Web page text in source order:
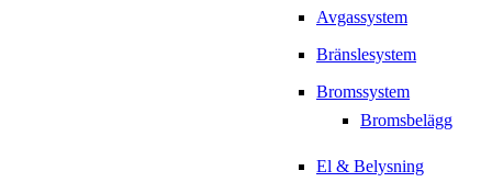
Avgassystem
Bränslesystem
Bromssystem
Bromsbelägg
El & Belysning